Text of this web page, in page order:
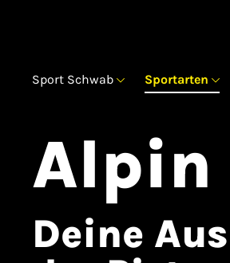
Sport Schwab Sportarten
Alpin
Deine